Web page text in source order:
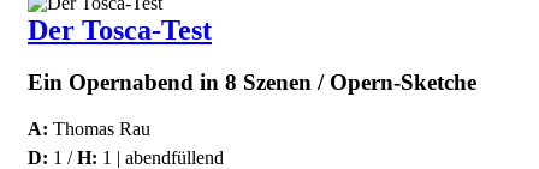
Der Tosca-Test
Ein Opernabend in 8 Szenen / Opern-Sketche
A: Thomas Rau
D: 1 /H: 1 | abendfüllend